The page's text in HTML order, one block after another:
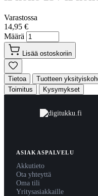
Varastossa
14,95 €
Määrä
Lisää ostoskoriin
Tietoa Tuotteen
Toimitus
Kysymykset
ASIAKASPALVELU
Akkutieto
Ota yhteyttä
Oma tili
Yritysasiakkaille